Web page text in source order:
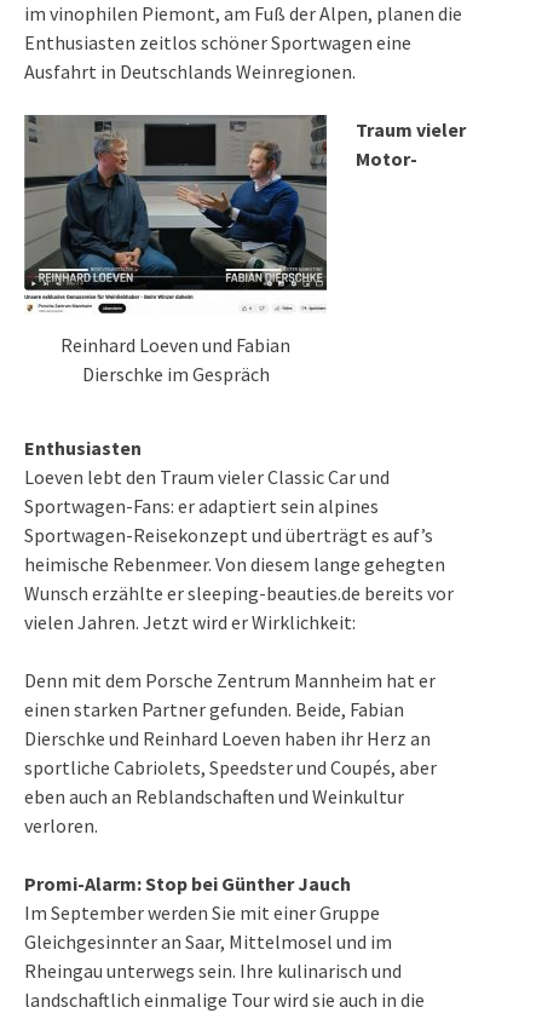
im vinophilen Piemont, am Fuß der Alpen, planen die
Enthusiasten zeitlos schöner Sportwagen eine
Ausfahrt in Deutschlands Weinregionen.
Reinhard Loeven und Fabian
Dierschke im Gespräch
Traum vieler
Motor-
Enthusiasten
Loeven lebt den Traum vieler Classic Car und
Sportwagen-Fans: er adaptiert sein alpines
Sportwagen-Reisekonzept und überträgt es auf’s
heimische Rebenmeer. Von diesem lange gehegten
Wunsch erzählte er sleeping-beauties.de bereits vor
vielen Jahren. Jetzt wird er Wirklichkeit:
Denn mit dem Porsche Zentrum Mannheim hat er
einen starken Partner gefunden. Beide, Fabian
Dierschke und Reinhard Loeven haben ihr Herz an
sportliche Cabriolets, Speedster und Coupés, aber
eben auch an Reblandschaften und Weinkultur
verloren.
Promi-Alarm: Stop bei Günther Jauch
Im September werden Sie mit einer Gruppe
Gleichgesinnter an Saar, Mittelmosel und im
Rheingau unterwegs sein. Ihre kulinarisch und
landschaftlich einmalige Tour wird sie auch in die